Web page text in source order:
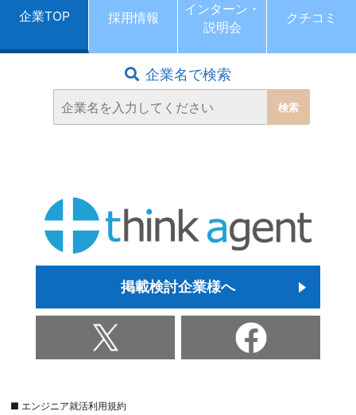
企業TOP 採用情報
インターン・
説明会
クチコミ
企業名で検索
掲載検討企業様へ
■ エンジニア就活利用規約